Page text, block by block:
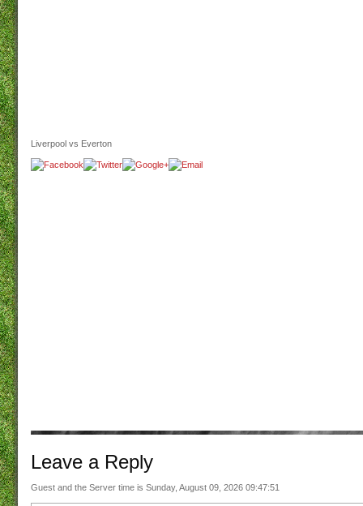
Liverpool vs Everton
Leave a Reply
Guest and the Server time is Sunday, August 09, 2026 09:47:51